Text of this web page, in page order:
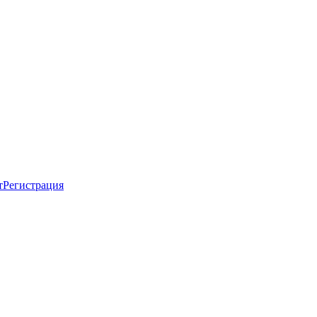
Регистрация